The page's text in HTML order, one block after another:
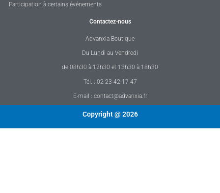
Participation à certains événements
Contactez-nous
Advanxia Boutique
Du Lundi au Vendredi
de 08h30 à 12h30 et 13h30 à 18h30
Tél. : 02 23 42 17 47
E-mail : contact@advanxia.fr
Copyright @ 2026